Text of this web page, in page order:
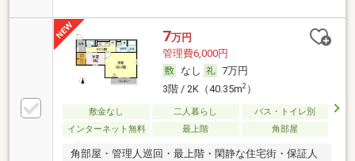
7万円
管理費6,000円
なし
7万円
3階 / 2K（40.35m2）
敷金なし 二人暮らし
バス・トイレ別
インターネット無料
最上階 角部屋
角部屋・管理人巡回・最上階・閑静な住宅街・保証人